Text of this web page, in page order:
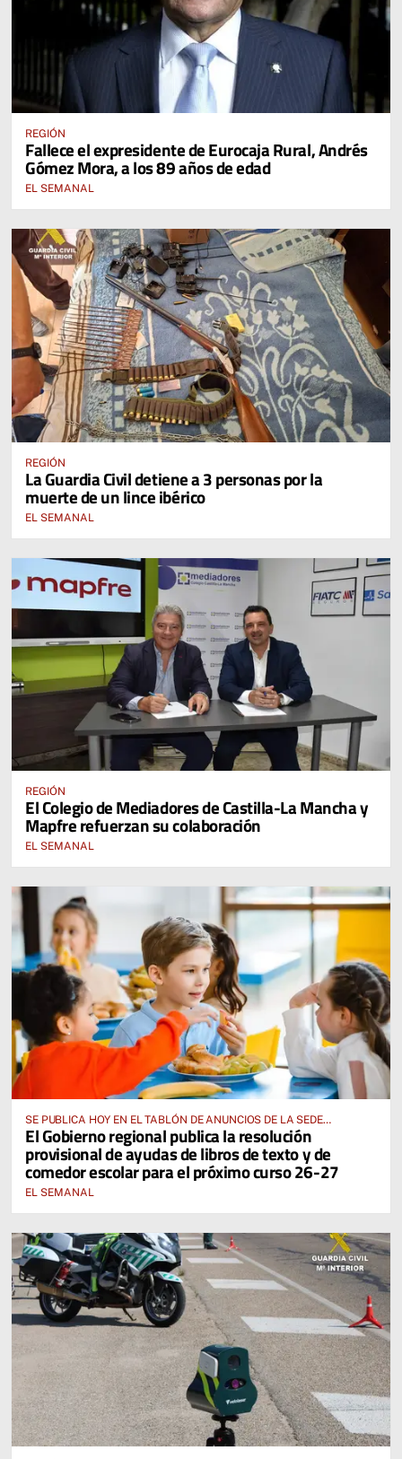
REGIÓN
Fallece el expresidente de Eurocaja Rural, Andrés
Gómez Mora, a los 89 años de edad
EL SEMANAL
REGIÓN
La Guardia Civil detiene a 3 personas por la
muerte de un lince ibérico
EL SEMANAL
REGIÓN
El Colegio de Mediadores de Castilla-La Mancha y
Mapfre refuerzan su colaboración
EL SEMANAL
SE PUBLICA HOY EN EL TABLÓN DE ANUNCIOS DE LA SEDE
ELECTRÓNICA DE LA JUNTA DE COMUNIDADES Y EN EL PORTAL DE
EDUCACIÓN DE CASTILLA-LA MANCHA
El Gobierno regional publica la resolución
provisional de ayudas de libros de texto y de
comedor escolar para el próximo curso 26-27
EL SEMANAL